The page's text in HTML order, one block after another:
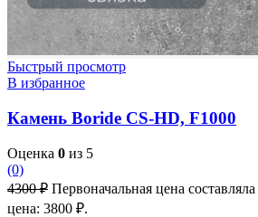
Быстрый просмотр
В избранное
Камень Boride CS-HD, F1000
Оценка 0 из 5
(0)
4300₽ Первоначальная цена
цена: 3800 ₽.